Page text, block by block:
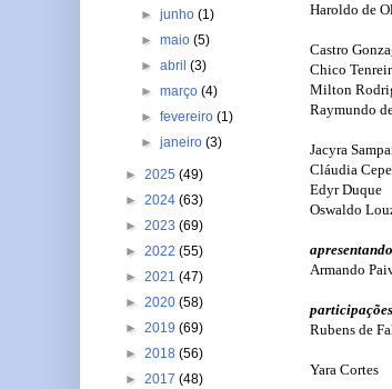
Haroldo de
Castro
Chico
Milton
Raymundo
Jacyra
Cláudia
Edyr Duque
Oswaldo
apresentando
Armando
Rubens de
Yara Cortes
►junho(1)
►maio(5)
►abril(3)
►março(4)
►fevereiro(1)
►janeiro(3)
► 2025 (49)
► 2024 (63)
► 2023 (69)
► 2022 (55)
► 2021 (47)
► 2020 (58)
► 2019 (69)
► 2018 (56)
► 2017 (48)